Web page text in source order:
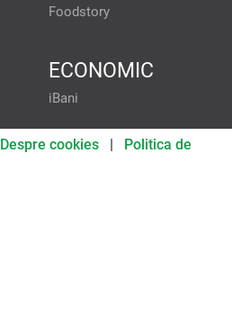
Foodstory
ECONOMIC
iBani
Despre cookies | Politica de